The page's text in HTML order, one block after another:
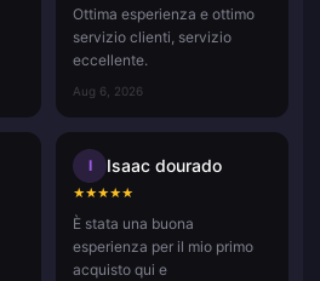
Ottima esperienza e ottimo
servizio clienti, servizio
eccellente.
Aug 6, 2026
I Isaac dourado
★★★★★
È stata una buona
esperienza per il mio primo
acquisto qui e